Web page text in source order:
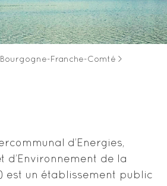
Bourgogne-Franche-Comté >
d’Energies,
d’Environnement de la
est un établissement public